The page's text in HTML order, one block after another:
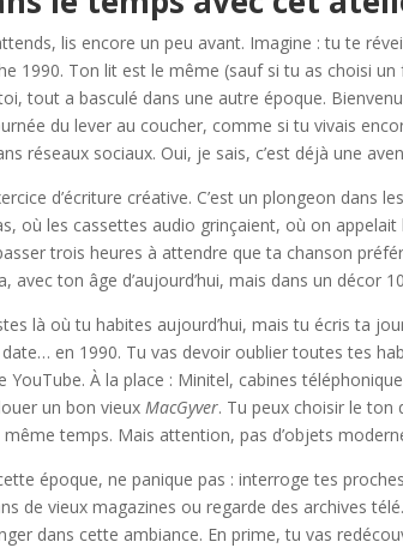
lis encore un peu avant. Imagine : tu te
1990. Ton lit est le même (sauf si tu as choisi
tout a basculé dans une autre époque.
du lever au coucher, comme si tu vivais
réseaux sociaux. Oui, je sais, c’est déjà une
d’écriture créative. C’est un plongeon dans
où les cassettes audio grinçaient, où on
trois heures à attendre que ta chanson
avec ton âge d’aujourd’hui, mais dans un décor
là où tu habites aujourd’hui, mais tu écris ta
en 1990. Tu vas devoir oublier toutes tes
YouTube. À la place : Minitel, cabines
un bon vieuxMacGyver. Tu peux choisir le ton
temps. Mais attention, pas d’objets
époque, ne panique pas : interroge tes
de vieux magazines ou regarde des archives
dans cette ambiance. En prime, tu vas